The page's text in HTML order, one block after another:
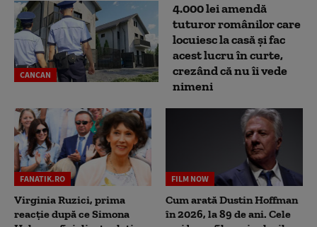
CANCAN
4.000 lei amendă
tuturor românilor care
locuiesc la casă și fac
acest lucru în curte,
crezând că nu îi vede
nimeni
FANATIK.RO
Virginia Ruzici, prima
reacție după ce Simona
FILM NOW
Cum arată Dustin Hoffman
în 2026, la 89 de ani. Cele